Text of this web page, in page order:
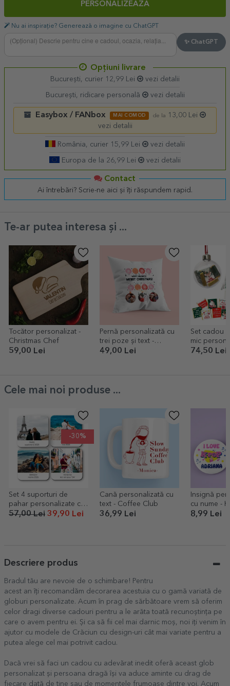
PERSONALIZEAZĂ
Nu ai inspirație? Generează o imagine cu ChatGPT
✨ ChatGPT
Opțiuni livrare
București, curier 12,99 Lei vezi detalii
București, ridicare personală vezi detalii
Easybox / FANbox MAI COMOD de la
13,00 Lei
vezi detalii
România, curier 15,99 Lei vezi detalii
Europa de la 26,99 Lei vezi detalii
Contact
Ai întrebări? Scrie-ne aici și îți răspundem rapid.
Te-ar putea interesa și ...
Tocător personalizat -
Christmas Chef
59,00 Lei
Pernă personalizată cu
trei poze și text -
Globuri de Crăciun
49,00 Lei
Set cadou
mic
74,50 Lei
Cele mai noi produse ...
-30%
Set 4 suporturi de
pahar personalizate cu
text și poze
57,00 Lei 39,90 Lei
Cană personalizată cu
text - Coffee Club
36,99 Lei
Insignă
cu nume -
8,99 Lei
Descriere produs
Bradul tău are nevoie de o schimbare! Pentru
acest an îți recomandăm decorarea acestuia cu o gamă variată de
globuri personalizate. Acum în prag de sărbătoare vrem să oferim
celor dragi diverse cadouri pentru a le arăta toată recunoștința pe
care o avem pentru ei. Și ca să fii cel mai darnic moș, noi iți venim în
ajutor cu modele de Crăciun cu design-uri cât mai variate pentru a
putea alege cel mai potrivit cadou.
Dacă vrei să faci un cadou cu adevărat inedit oferă aceast glob
personalizat și persoana dragă își va aduce aminte cu drag de
fiecare dată de tine sau de momentele frumoase dintre voi. Acum